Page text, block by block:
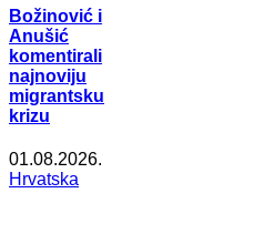
Božinović i
Anušić
komentirali
najnoviju
migrantsku
krizu
01.08.2026.
Hrvatska